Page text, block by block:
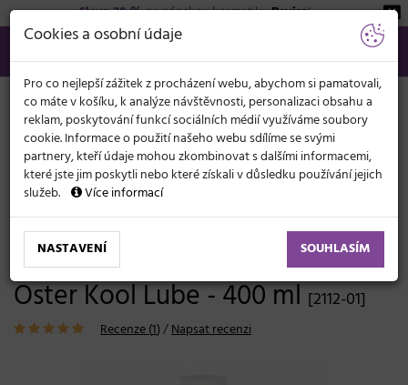
Sleva 20 %na pánskou kosmetikuBeviro!
566 440 099
info@svetkadernictvi.cz
Po−pá: 8−17
Vše o nákupu Kč
KATEGORIE
MENU
Elektronika Strojky Příslušenství Oleje, spreje
Čistící a chladící sprej na nože
Oster Kool Lube - 400 ml [2112-01]
Recenze (1)/Napsat recenzi
Cookies a osobní údaje
Pro co nejlepší zážitek z procházení webu, abychom si pamatovali,
co máte v košíku, k analýze návštěvnosti, personalizaci obsahu a
reklam, poskytování funkcí sociálních médií využíváme soubory
cookie. Informace o použití našeho webu sdílíme se svými
partnery, kteří údaje mohou zkombinovat s dalšími informacemi,
které jste jim poskytli nebo které získali v důsledku používání jejich
služeb.
Více informací
NASTAVENÍ SOUHLASÍM